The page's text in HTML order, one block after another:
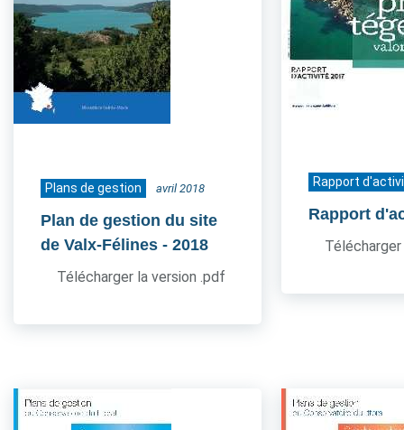
Plans de gestion avril 2018
Plan de gestion du site
de Valx-Félines - 2018
Télécharger la version .pdf
Rapport
Rapport